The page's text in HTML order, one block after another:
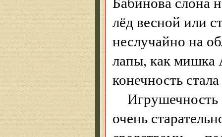
лёд весной или
неслучайно на
лапы, как мишка
конечность
Игрушечность
очень